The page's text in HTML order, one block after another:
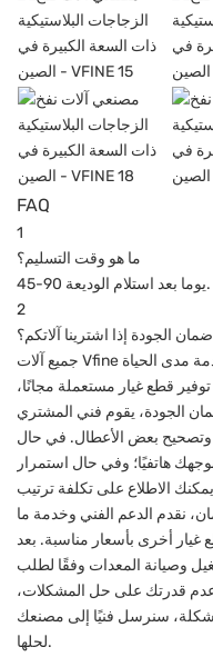
FAQ
1
ما هو وقت التسليم؟
45-90 يوما بعد استلام الوديعة.
2
الجودة إذا اشترينا آلاتكم؟
جميع آلات Vfine مضمونة لمدة عام على الأقل، ونقدم خدمة مدى الحياة
قطع غيار مستعملة مجانًا،
الجودة، يقوم فني المشتري
وتصحيح بعض الأعطال. في حال
هاتفيًا؛ وفي حال استمرار
الاطلاع على تكلفة ترتيب
نقدم الدعم الفني وخدمة ما
غيار أخرى بأسعار مناسبة. بعد
وصيانة المعدات وفقًا لطلب
قدرتك على حل المشكلات،
سنرسل فنيًا إلى مصنعك
لحلها.